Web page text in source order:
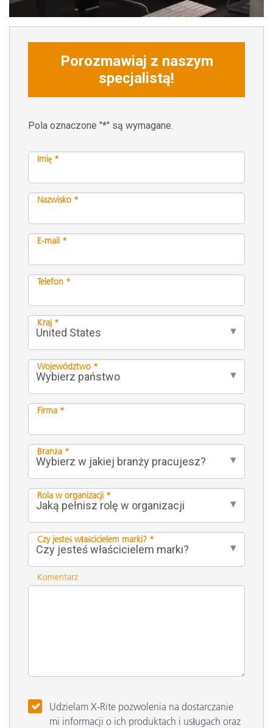
Porozmawiaj z naszym
specjalistą!
Pola oznaczone "*" są wymagane.
Imię *
Nazwisko *
E-mail *
Telefon *
Kraj *
Województwo *
Firma *
Branża *
Rola w organizacji *
Czy jesteś właścicielem marki? *
Komentarz
Udzielam X-Rite pozwolenia na dostarczanie
mi informacji o ich produktach i usługach oraz